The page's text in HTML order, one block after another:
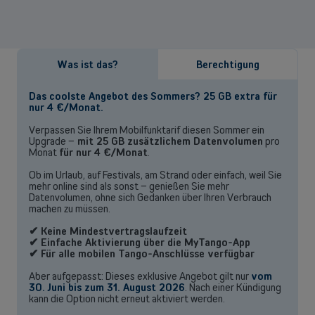
Was ist das? Berechtigung
Das coolste Angebot des Sommers? 25 GB extra für
nur 4 €/Monat.
Verpassen Sie Ihrem Mobilfunktarif diesen Sommer ein
Upgrade – mit 25 GB zusätzlichem Datenvolumen pro
Monat für nur 4 €/Monat.
Ob im Urlaub, auf Festivals, am Strand oder einfach, weil Sie
mehr online sind als sonst – genießen Sie mehr
Datenvolumen, ohne sich Gedanken über Ihren Verbrauch
machen zu müssen.
✔ Keine Mindestvertragslaufzeit
✔ Einfache Aktivierung über die MyTango-App
✔ Für alle mobilen Tango-Anschlüsse verfügbar
Aber aufgepasst: Dieses exklusive Angebot gilt nur vom
30. Juni bis zum 31. August 2026. Nach einer Kündigung
kann die Option nicht erneut aktiviert werden.